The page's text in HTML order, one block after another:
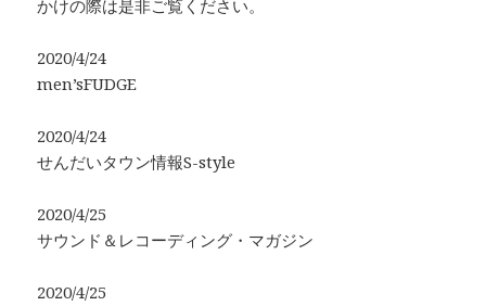
かけの際は是非ご覧ください。
2020/4/24
men’sFUDGE
2020/4/24
せんだいタウン情報S-style
2020/4/25
サウンド＆レコーディング・マガジン
2020/4/25